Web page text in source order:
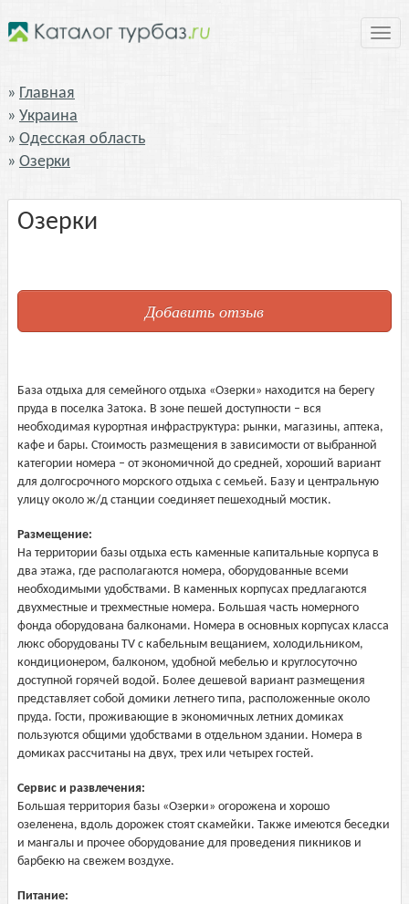
Главная
Украина
Одесская область
Озерки
Озерки
Добавить отзыв
База отдыха для семейного отдыха «Озерки» находится на берегу
пруда в поселка Затока. В зоне пешей доступности – вся
необходимая курортная инфраструктура: рынки, магазины, аптека,
кафе и бары. Стоимость размещения в зависимости от выбранной
категории номера – от экономичной до средней, хороший вариант
для долгосрочного морского отдыха с семьей. Базу и центральную
улицу около ж/д станции соединяет пешеходный мостик.
Размещение:
На территории базы отдыха есть каменные капитальные корпуса в
два этажа, где располагаются номера, оборудованные всеми
необходимыми удобствами. В каменных корпусах предлагаются
двухместные и трехместные номера. Большая часть номерного
фонда оборудована балконами. Номера в основных корпусах класса
люкс оборудованы TV с кабельным вещанием, холодильником,
кондиционером, балконом, удобной мебелью и круглосуточно
доступной горячей водой. Более дешевой вариант размещения
представляет собой домики летнего типа, расположенные около
пруда. Гости, проживающие в экономичных летних домиках
пользуются общими удобствами в отдельном здании. Номера в
домиках рассчитаны на двух, трех или четырех гостей.
Сервис и развлечения:
Большая территория базы «Озерки» огорожена и хорошо
озеленена, вдоль дорожек стоят скамейки. Также имеются беседки
и мангалы и прочее оборудование для проведения пикников и
барбекю на свежем воздухе.
Питание: